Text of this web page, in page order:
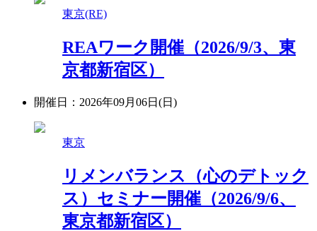
東京(RE)
REAワーク開催（2026/9/3、東
京都新宿区）
開催日：2026年09月06日(日)
東京
リメンバランス（心のデトック
ス）セミナー開催（2026/9/6、
東京都新宿区）